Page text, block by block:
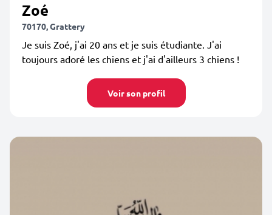
Zoé
70170, Grattery
Je suis Zoé, j'ai 20 ans et je suis étudiante. J'ai
toujours adoré les chiens et j'ai d'ailleurs 3 chiens !
Voir son profil